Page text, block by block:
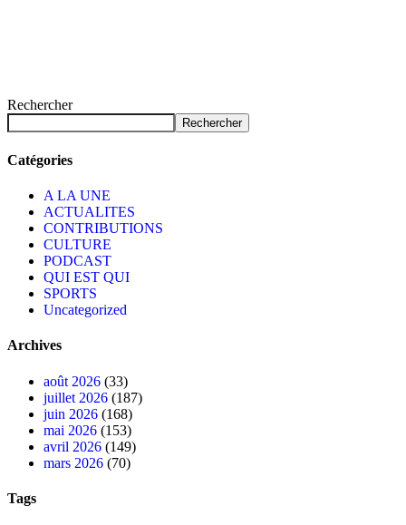
Rechercher
Rechercher
Catégories
A LA UNE
ACTUALITES
CONTRIBUTIONS
CULTURE
PODCAST
QUI EST QUI
SPORTS
Uncategorized
Archives
août 2026 (33)
juillet 2026 (187)
juin 2026 (168)
mai 2026 (153)
avril 2026 (149)
mars 2026 (70)
Tags